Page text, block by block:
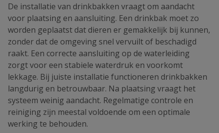
De installatie van drinkbakken vraagt om aandacht
voor plaatsing en aansluiting. Een drinkbak moet zo
worden geplaatst dat dieren er gemakkelijk bij kunnen,
zonder dat de omgeving snel vervuilt of beschadigd
raakt. Een correcte aansluiting op de waterleiding
zorgt voor een stabiele waterdruk en voorkomt
lekkage. Bij juiste installatie functioneren drinkbakken
langdurig en betrouwbaar. Na plaatsing vraagt het
systeem weinig aandacht. Regelmatige controle en
reiniging zijn meestal voldoende om een optimale
werking te behouden.